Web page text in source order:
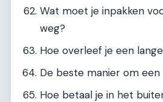
Wat moet je inpakken
weg?
Hoe overleef je een
De beste manier om
Hoe betaal je in het